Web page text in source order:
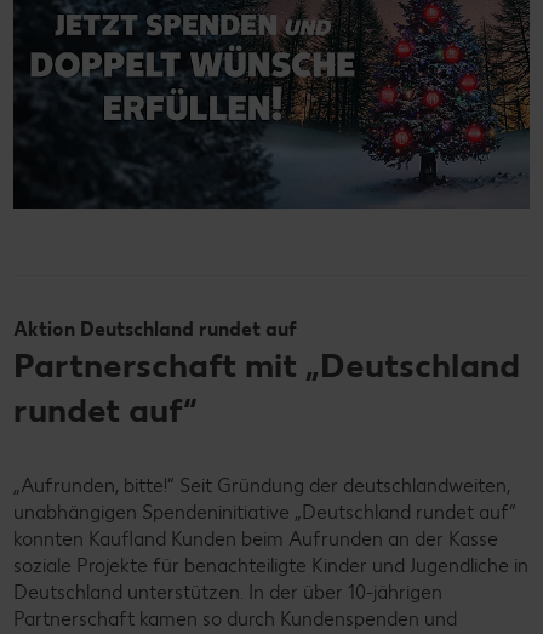
Aktion Deutschland rundet auf
Partnerschaft mit „Deutschland
rundet auf“
„Aufrunden, bitte!“ Seit Gründung der deutschlandweiten,
unabhängigen Spendeninitiative „Deutschland rundet auf“
konnten Kaufland Kunden beim Aufrunden an der Kasse
soziale Projekte für benachteiligte Kinder und Jugendliche in
Deutschland unterstützen. In der über 10-jährigen
Partnerschaft kamen so durch Kundenspenden und